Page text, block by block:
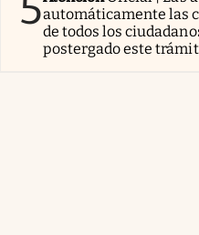
automáticamente las
de todos los
postergado este